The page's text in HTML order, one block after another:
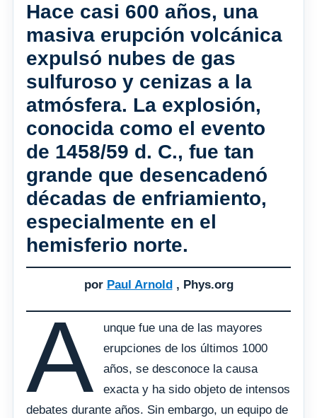
Hace casi 600 años, una
masiva erupción volcánica
expulsó nubes de gas
sulfuroso y cenizas a la
atmósfera. La explosión,
conocida como el evento
de 1458/59 d. C., fue tan
grande que desencadenó
décadas de enfriamiento,
especialmente en el
hemisferio norte.
por Paul Arnold, Phys.org
A
unque fue una de las mayores
erupciones de los últimos 1000
años, se desconoce la causa
exacta y ha sido objeto de intensos
debates durante años. Sin embargo, un equipo de